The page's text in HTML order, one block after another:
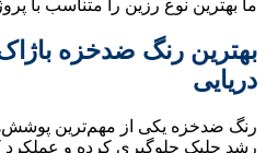
ما بهترین نوع رزین را متناسب با
بهترین رنگ ضدخزه
دریایی
رنگ ضدخزه یکی از مهم‌ترین
رشد جلبک جلوگیری کرده و عملکرد